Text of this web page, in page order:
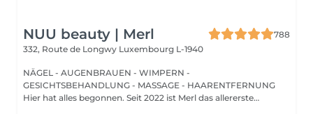
NUU beauty | Merl
788
332, Route de Longwy Luxembourg L-1940
NÄGEL - AUGENBRAUEN - WIMPERN -
GESICHTSBEHANDLUNG - MASSAGE - HAARENTFERNUNG
Hier hat alles begonnen. Seit 2022 ist Merl das allererste